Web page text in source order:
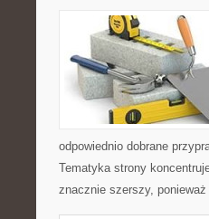
odpowiednio dobrane
Tematyka strony
znacznie szerszy,